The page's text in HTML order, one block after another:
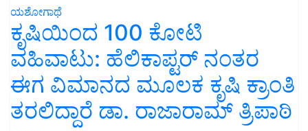
ಯಶೋಗಾಥೆ
ಕೃಷಿಯಿಂದ 100 ಕೋಟಿ
ವಹಿವಾಟು: ಹೆಲಿಕಾಪ್ಟರ್ ನಂತರ
ಈಗ ವಿಮಾನದ ಮೂಲಕ ಕೃಷಿ ಕ್ರಾಂತಿ
ತರಲಿದ್ದಾರೆ ಡಾ. ರಾಜಾರಾಮ್ ತ್ರಿಪಾಠಿ